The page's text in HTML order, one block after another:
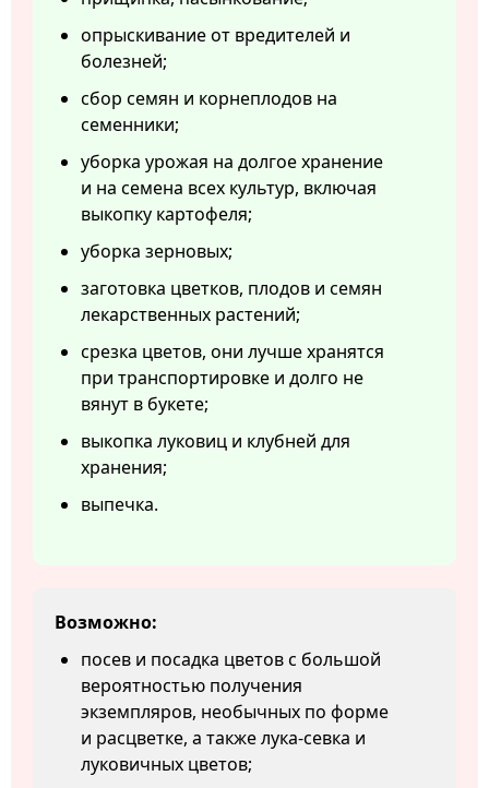
опрыскивание от вредителей и
болезней;
сбор семян и корнеплодов на
семенники;
уборка урожая на долгое хранение
и на семена всех культур, включая
выкопку картофеля;
уборка зерновых;
заготовка цветков, плодов и семян
лекарственных растений;
срезка цветов, они лучше хранятся
при транспортировке и долго не
вянут в букете;
выкопка луковиц и клубней для
хранения;
выпечка.
Возможно:
посев и посадка цветов с большой
вероятностью получения
экземпляров, необычных по форме
и расцветке, а также лука-севка и
луковичных цветов;